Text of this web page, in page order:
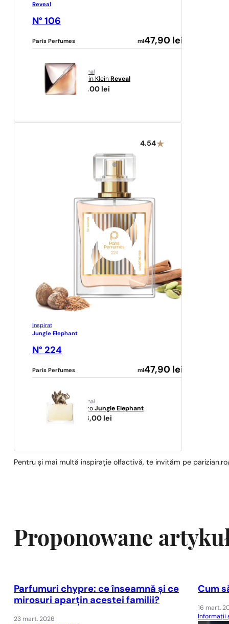
Reveal
N° 106
Paris Perfumes ml 47,90 lei
original
Calvin Klein Reveal
277,00 lei
4.54
Inspirat
Jungle Elephant
N° 224
Paris Perfumes ml 47,90 lei
original
Kenzo Jungle Elephant
458,00 lei
Pentru și mai multă inspirație olfactivă, te invităm pe
Proponowane
Parfumuri chypre: ce înseamnă și ce
mirosuri aparțin acestei familii?
23 mart. 2026
Cum
16 mart.
Informații